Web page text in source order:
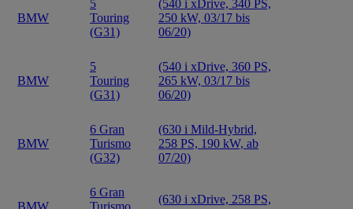
BMW
5
Touring
(G31)
(540 i xDrive, 340 PS,
250 kW, 03/17 bis
06/20)
BMW
5
Touring
(G31)
(540 i xDrive, 360 PS,
265 kW, 03/17 bis
06/20)
BMW
6 Gran
Turismo
(G32)
(630 i Mild-Hybrid,
258 PS, 190 kW, ab
07/20)
6 Gran
(630 i xDrive, 258 PS,